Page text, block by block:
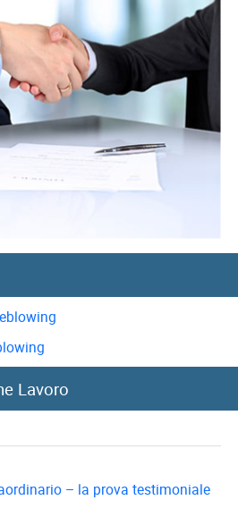
Lavorodi preavviso in caso di
– la prova testimoniale